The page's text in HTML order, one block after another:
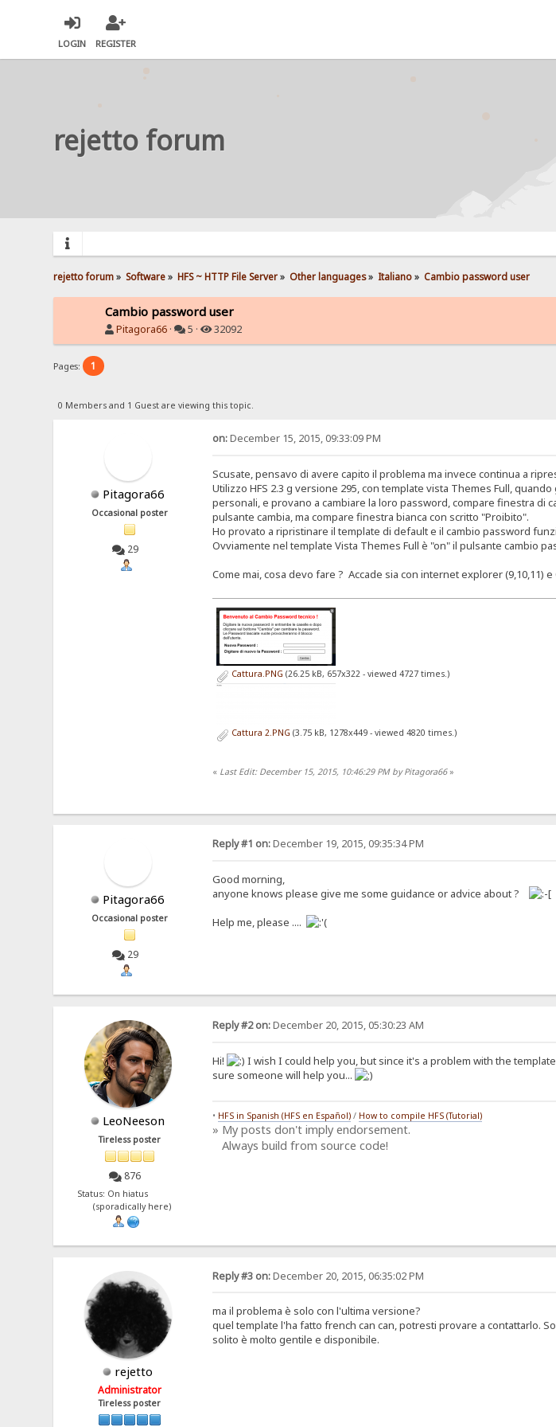
LOGIN REGISTER
rejetto forum
rejetto forum» Software» HFS ~ HTTP File Server» Other languages» Italiano» Cambio password user
Cambio password user
Pitagora66 · 5 · 32092
Pages: 1
0 Members and 1 Guest are viewing this topic.
Pitagora66
Occasional poster
29
on:December 15, 2015, 09:33:09 PM
Scusate, pensavo di avere capito il problema ma invece continua a
Utilizzo HFS 2.3 g versione 295, con template vista Themes Full,
personali, e provano a cambiare la loro password, compare finestra
pulsante cambia, ma compare finestra bianca con scritto "Proibito".
Ho provato a ripristinare il template di default e il cambio password
Ovviamente nel template Vista Themes Full è "on" il pulsante cambio
Come mai, cosa devo fare ? Accade sia con internet explorer (9,10,11) e
Cattura.PNG (26.25 kB, 657x322 - viewed 4727 times.)
Cattura 2.PNG (3.75 kB, 1278x449 - viewed 4820 times.)
« Last Edit: December 15, 2015, 10:46:29 PM by Pitagora66»
Pitagora66
Occasional poster
29
Reply #1 on:December 19, 2015, 09:35:34 PM
Good morning,
anyone knows please give me some guidance or advice about ?
Help me, please ....
LeoNeeson
Tireless poster
876
Status: On hiatus
(sporadically here)
Reply #2 on:December 20, 2015, 05:30:23 AM
Hi!
I wish I could help you, but since it's a problem with the
sure someone will help you...
• HFS in Spanish (HFS en Español)/ How to compile HFS (Tutorial)
» My posts don't imply endorsement.
Always build from source code!
rejetto
Administrator
Tireless poster
Reply #3 on:December 20, 2015, 06:35:02 PM
ma il problema è solo con l'ultima versione?
quel template l'ha fatto french can can, potresti provare a contattarlo.
solito è molto gentile e disponibile.